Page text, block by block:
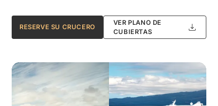
RESERVE SU CRUCERO
VER PLANO DE
CUBIERTAS